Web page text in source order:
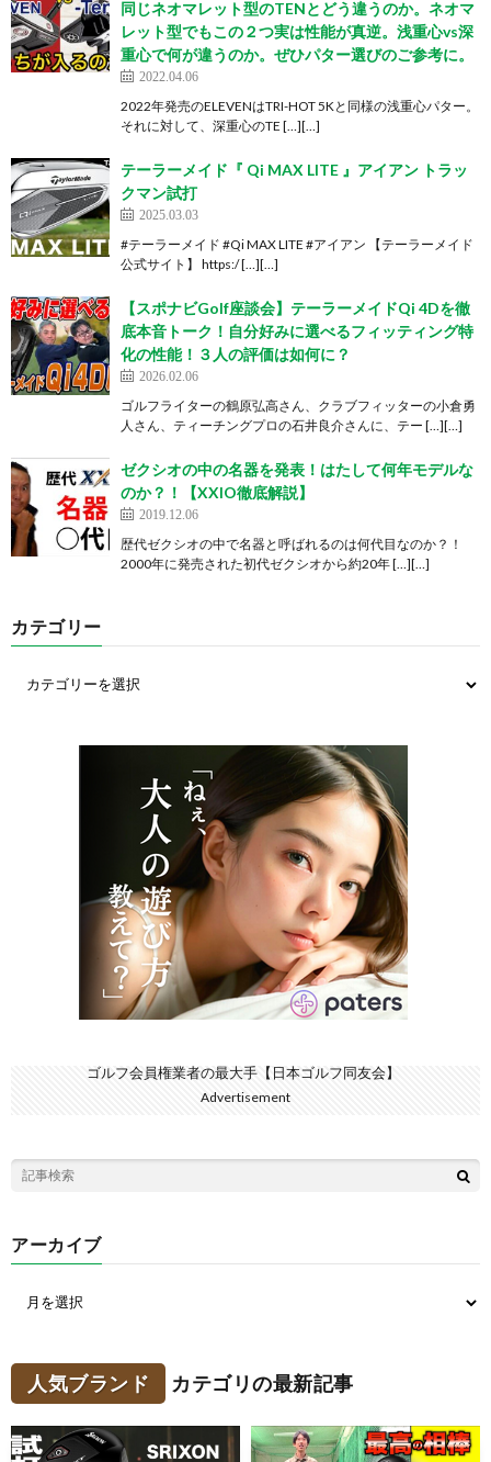
同じネオマレット型のTENとどう違うのか。ネオマ
レット型でもこの２つ実は性能が真逆。浅重心vs深
重心で何が違うのか。ぜひパター選びのご参考に。
2022.04.06
2022年発売のELEVENはTRI-HOT 5Kと同様の浅重心パター。
それに対して、深重心のTE […][…]
テーラーメイド『 Qi MAX LITE 』アイアン トラッ
クマン試打
2025.03.03
#テーラーメイド #Qi MAX LITE #アイアン 【テーラーメイド
公式サイト】 https:/ […][…]
【スポナビGolf座談会】テーラーメイドQi 4Dを徹
底本音トーク！自分好みに選べるフィッティング特
化の性能！３人の評価は如何に？
2026.02.06
ゴルフライターの鶴原弘高さん、クラブフィッターの小倉勇
人さん、ティーチングプロの石井良介さんに、テー […][…]
ゼクシオの中の名器を発表！はたして何年モデルな
のか？！【XXIO徹底解説】
2019.12.06
歴代ゼクシオの中で名器と呼ばれるのは何代目なのか？！
2000年に発売された初代ゼクシオから約20年 […][…]
カテゴリー
ゴルフ会員権業者の最大手【日本ゴルフ同友会】
Advertisement
アーカイブ
人気ブランド カテゴリの最新記事